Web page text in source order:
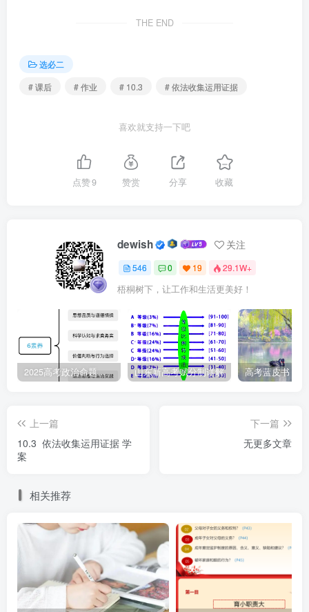
①双方都有权聘请各自的律师作为自己的辩护人
②若邓女士对一审判决不服，可在收到判决书15日内上
③本案适用“举证责任倒置”，应由马某承担全部举证责
A.①② B.①③ C.②④ D.③④
7.沈某路过未设置警戒线和提示语的建筑工地时，被高
空抛下建筑废料砸中摔倒致残。经查实建筑废料是35楼韩某
贪图方便抛下。法院经审理并当庭判决被告赔偿原告医疗
费、护理费、交通费、残疾赔偿金以及精神损害抚慰会，同
A.韩某侵犯了沈某的生命权，应当承担民事责任
D.韩某若不服，可以在一审判决生效前申请再审
8.某县市场监督管理局以生产销售存在质量问题的产品
以及销售存在未标明生产日期的产品为由，对甲公司作出罚
THE END
选必二
# 课后
# 作业 # 10.3 # 依法收集运用证据
喜欢就支持一下吧
点赞9 赞赏 分享 收藏
dewish 关注
546 0 19 29.1W+
梧桐树下，让工作和生活更美好！
2025高考政治命题纲要解读 山东新高考赋分制详解
上一篇
10.3 依法收集运用证据 学
案
下一篇
无更多文章
相关推荐